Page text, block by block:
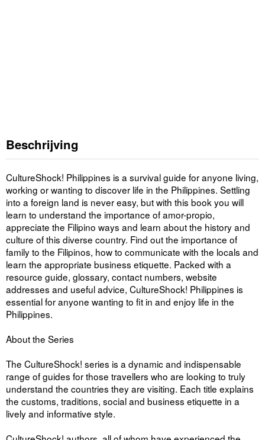
Beschrijving
CultureShock! Philippines is a survival guide for anyone living,
working or wanting to discover life in the Philippines. Settling
into a foreign land is never easy, but with this book you will
learn to understand the importance of amor-propio,
appreciate the Filipino ways and learn about the history and
culture of this diverse country. Find out the importance of
family to the Filipinos, how to communicate with the locals and
learn the appropriate business etiquette. Packed with a
resource guide, glossary, contact numbers, website
addresses and useful advice, CultureShock! Philippines is
essential for anyone wanting to fit in and enjoy life in the
Philippines.
About the Series
The CultureShock! series is a dynamic and indispensable
range of guides for those travellers who are looking to truly
understand the countries they are visiting. Each title explains
the customs, traditions, social and business etiquette in a
lively and informative style.